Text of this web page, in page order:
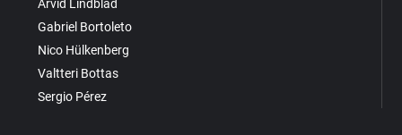
Arvid Lindblad
Gabriel Bortoleto
Nico Hülkenberg
Valtteri Bottas
Sergio Pérez